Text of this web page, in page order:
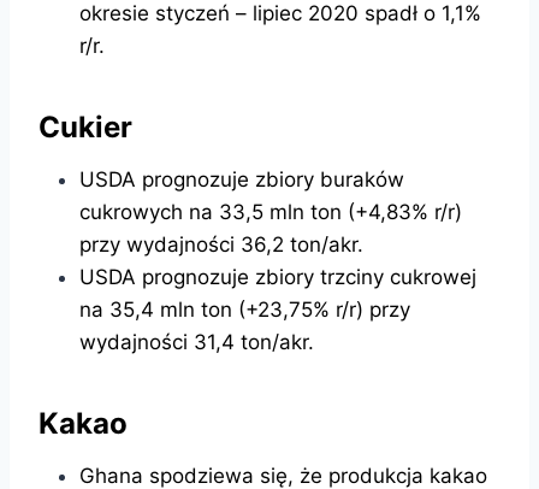
okresie styczeń – lipiec 2020 spadł o 1,1%
r/r.
Cukier
USDA prognozuje zbiory buraków
cukrowych na 33,5 mln ton (+4,83% r/r)
przy wydajności 36,2 ton/akr.
USDA prognozuje zbiory trzciny cukrowej
na 35,4 mln ton (+23,75% r/r) przy
wydajności 31,4 ton/akr.
Kakao
Ghana spodziewa się, że produkcja kakao